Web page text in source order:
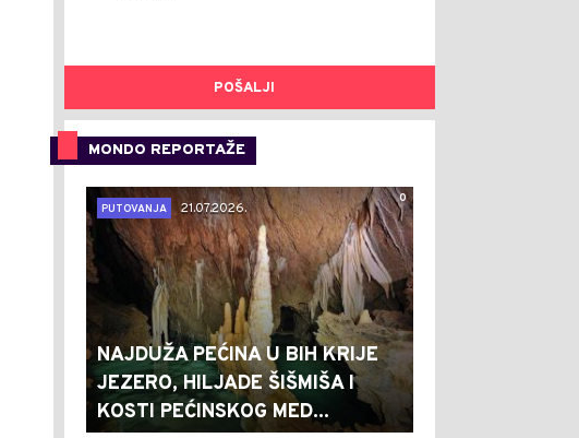
POŠALJI
MONDO REPORTAŽE
0
PUTOVANJA
21.07.2026.
NAJDUŽA PEĆINA U BIH KRIJE
JEZERO, HILJADE ŠIŠMIŠA I
KOSTI PEĆINSKOG MED...